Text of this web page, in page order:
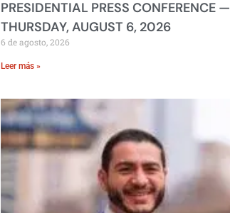
PRESIDENTIAL PRESS CONFERENCE —
THURSDAY, AUGUST 6, 2026
6 de agosto, 2026
Leer más »